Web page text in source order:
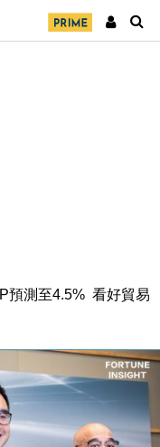
預測至4.5% 看好貿易
全周仍升近2%
」斗城亞洲CEO蔡德